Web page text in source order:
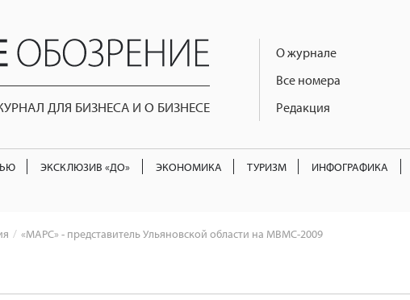
ДЛЯ БИЗНЕСА И О БИЗНЕСЕ
О журнале
Все номера
Редакция
ЭКСКЛЮЗИВ «ДО» ЭКОНОМИКА ТУРИЗМ ИНФОГРАФИКА
«МАРС» - представитель Ульяновской области на МВМС-2009